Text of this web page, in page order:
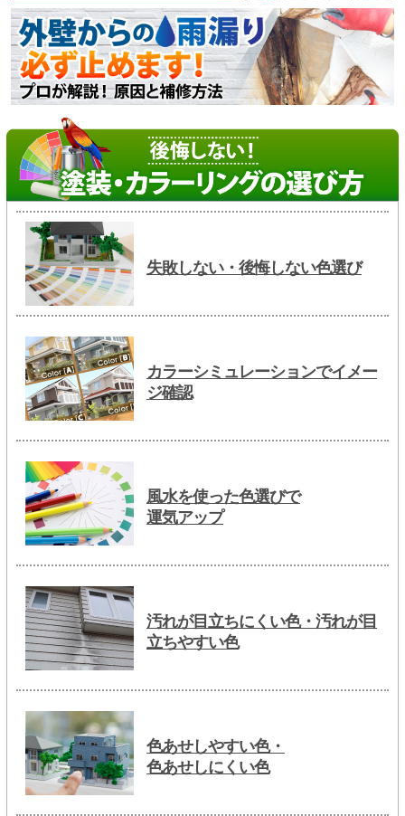
失敗しない・後悔しない色選び
カラーシミュレーションでイメー
ジ確認
風水を使った色選びで
運気アップ
汚れが目立ちにくい色・汚れが目
立ちやすい色
色あせしやすい色・
色あせしにくい色